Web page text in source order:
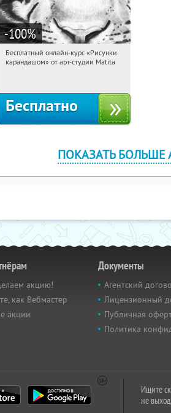
-100%
12:10:16 Получили:35
Бесплатный онлайн-курс «Рисунки
карандашом» от арт-студии Matita
Бесплатно
ПОКАЗАТЬ БОЛЬШЕ
акцию!
как Вебмастер
акции
Документы
Агентский
Лицензионный
Публичная
Политика
Ищите
не